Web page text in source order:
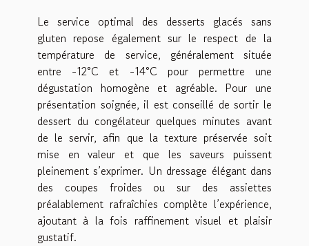
Le service optimal des desserts glacés sans
gluten repose également sur le respect de la
température de service, généralement située
entre -12°C et -14°C pour permettre une
dégustation homogène et agréable. Pour une
présentation soignée, il est conseillé de sortir le
dessert du congélateur quelques minutes avant
de le servir, afin que la texture préservée soit
mise en valeur et que les saveurs puissent
pleinement s’exprimer. Un dressage élégant dans
des coupes froides ou sur des assiettes
préalablement rafraîchies complète l’expérience,
ajoutant à la fois raffinement visuel et plaisir
gustatif.